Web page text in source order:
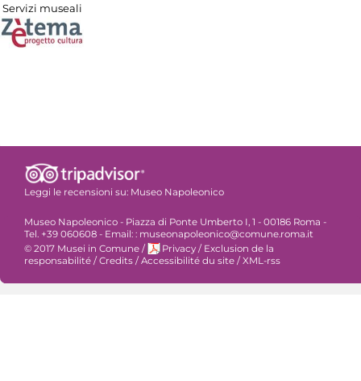
Servizi museali
Leggi le recensioni su: Museo Napoleonico
Museo Napoleonico - Piazza di Ponte Umberto I, 1 - 00186 Roma -
Tel. +39 060608 - Email: : museonapoleonico@comune.roma.it
© 2017 Musei in Comune / Privacy / Exclusion de la
responsabilité /Credits /Accessibilité du site /XML-rss